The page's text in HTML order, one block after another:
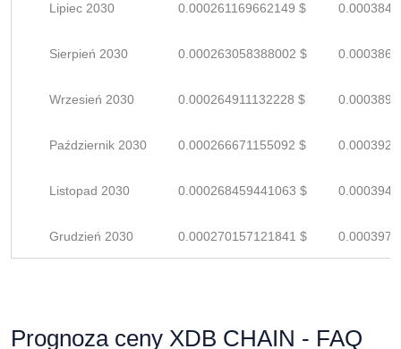
Lipiec 2030 0.000261169662149 $
Sierpień 2030 0.000263058388002 $
Wrzesień 2030 0.000264911132228 $
Październik 2030 0.000266671155092 $
Listopad 2030 0.000268459441063 $
Grudzień 2030 0.000270157121841 $
Prognoza ceny XDB CHAIN - FAQ